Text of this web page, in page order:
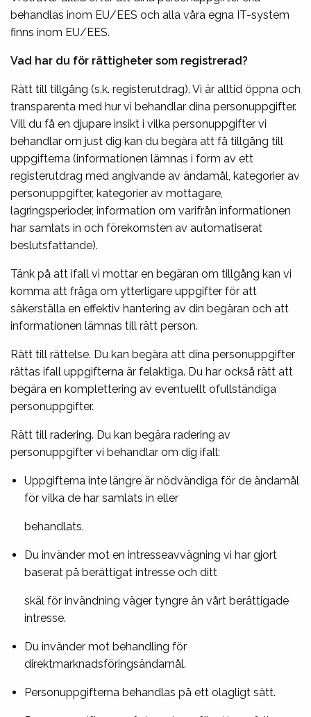
behandlas inom EU/EES och alla våra egna IT-system
finns inom EU/EES.
Vad har du för rättigheter som registrerad?
Rätt till tillgång (s.k. registerutdrag). Vi är alltid öppna och
transparenta med hur vi behandlar dina personuppgifter.
Vill du få en djupare insikt i vilka personuppgifter vi
behandlar om just dig kan du begära att få tillgång till
uppgifterna (informationen lämnas i form av ett
registerutdrag med angivande av ändamål, kategorier av
personuppgifter, kategorier av mottagare,
lagringsperioder, information om varifrån informationen
har samlats in och förekomsten av automatiserat
beslutsfattande).
Tänk på att ifall vi mottar en begäran om tillgång kan vi
komma att fråga om ytterligare uppgifter för att
säkerställa en effektiv hantering av din begäran och att
informationen lämnas till rätt person.
Rätt till rättelse. Du kan begära att dina personuppgifter
rättas ifall uppgifterna är felaktiga. Du har också rätt att
begära en komplettering av eventuellt ofullständiga
personuppgifter.
Rätt till radering. Du kan begära radering av
personuppgifter vi behandlar om dig ifall:
Uppgifterna inte längre är nödvändiga för de ändamål
för vilka de har samlats in eller
behandlats.
Du invänder mot en intresseavvägning vi har gjort
baserat på berättigat intresse och ditt
skäl för invändning väger tyngre än vårt berättigade
intresse.
Du invänder mot behandling för
direktmarknadsföringsändamål.
Personuppgifterna behandlas på ett olagligt sätt.